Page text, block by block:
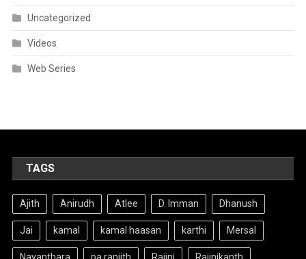
Uncategorized
Videos
Web Series
TAGS
Ajith Anirudh Atlee D. Imman Dhanush
Jai kamal kamal haasan karthi Mersal
Nayanthara pa ranjith Rajini Rajinikanth